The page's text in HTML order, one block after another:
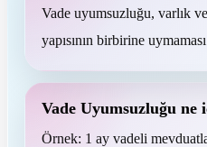
Vade uyumsuzluğu, varlık
yapısının birbirine
Vade Uyumsuzluğu ne
Örnek: 1 ay vadeli